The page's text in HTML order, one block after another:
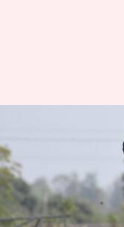
रणजी
इस सीजन
शतक,
लेखन अंकित पसबोला